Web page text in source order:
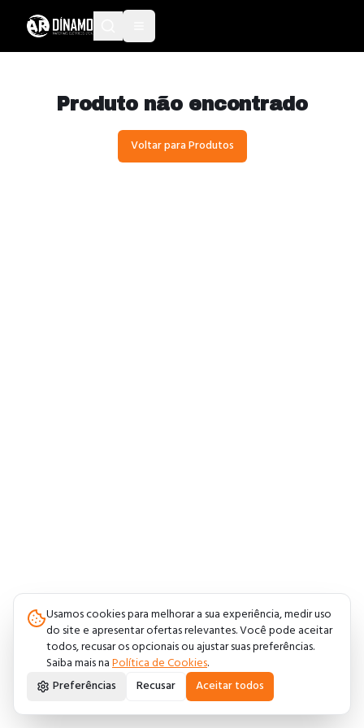
Produto não encontrado
Voltar para Produtos
Usamos cookies para melhorar a sua experiência, medir uso
do site e apresentar ofertas relevantes. Você pode aceitar
todos, recusar os opcionais ou ajustar suas preferências.
Saiba mais naPolítica de Cookies.
Preferências
Recusar Aceitar todos